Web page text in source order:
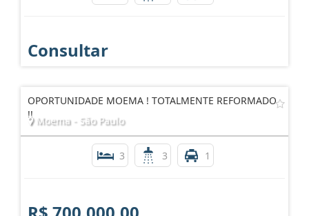
Consultar
OPORTUNIDADE MOEMA ! TOTALMENTE REFORMADO
!!Moema - São Paulo
3 3 1